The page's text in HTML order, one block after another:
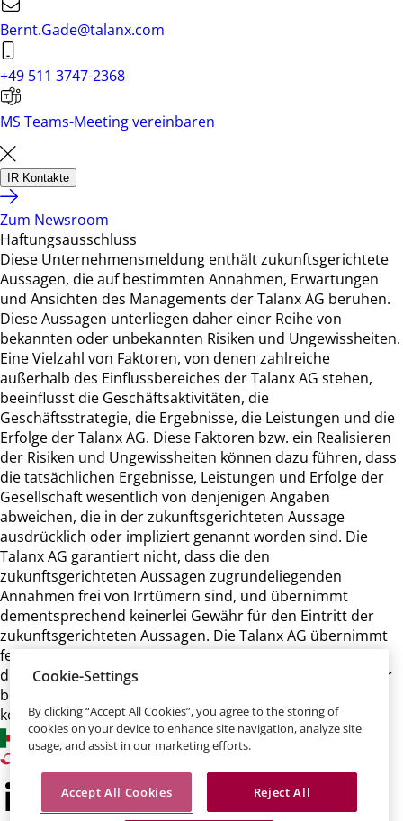
Bernt.Gade@talanx.com
+49 511 3747-2368
MS Teams-Meeting vereinbaren
IR Kontakte
Zum Newsroom
Haftungsausschluss
Diese Unternehmensmeldung enthält zukunftsgerichtete
Aussagen, die auf bestimmten Annahmen, Erwartungen
und Ansichten des Managements der Talanx AG beruhen.
Diese Aussagen unterliegen daher einer Reihe von
bekannten oder unbekannten Risiken und Ungewissheiten.
Eine Vielzahl von Faktoren, von denen zahlreiche
außerhalb des Einflussbereiches der Talanx AG stehen,
beeinflusst die Geschäftsaktivitäten, die
Geschäftsstrategie, die Ergebnisse, die Leistungen und die
Erfolge der Talanx AG. Diese Faktoren bzw. ein Realisieren
der Risiken und Ungewissheiten können dazu führen, dass
die tatsächlichen Ergebnisse, Leistungen und Erfolge der
Gesellschaft wesentlich von denjenigen Angaben
abweichen, die in der zukunftsgerichteten Aussage
ausdrücklich oder impliziert genannt worden sind. Die
Talanx AG garantiert nicht, dass die den
zukunftsgerichteten Aussagen zugrundeliegenden
Annahmen frei von Irrtümern sind, und übernimmt
dementsprechend keinerlei Gewähr für den Eintritt der
zukunftsgerichteten Aussagen. Die Talanx AG übernimmt
ferner keine Verpflichtung und beabsichtigt auch nicht,
diese zukunftsgerichteten Aussagen zu aktualisieren oder
bei einer anderen als der erwarteten Entwicklung zu
korrigieren.
Cookie-Settings
By clicking “Accept All Cookies”, you agree to the storing of
cookies on your device to enhance site navigation, analyze site
usage, and assist in our marketing efforts.
Accept All Cookies Reject All